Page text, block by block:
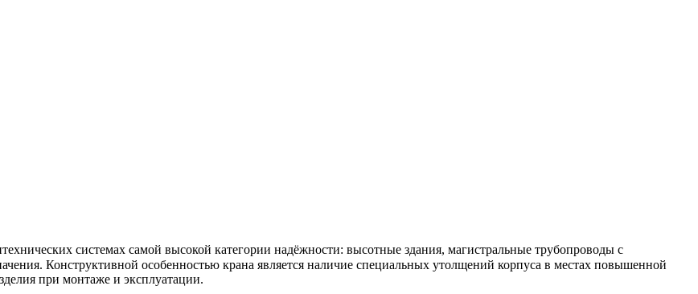
системах самой высокой категории надёжности: высотные здания, магистральные трубопроводы с
Конструктивной особенностью крана является наличие специальных утолщений корпуса в местах повышенной
при монтаже и эксплуатации.